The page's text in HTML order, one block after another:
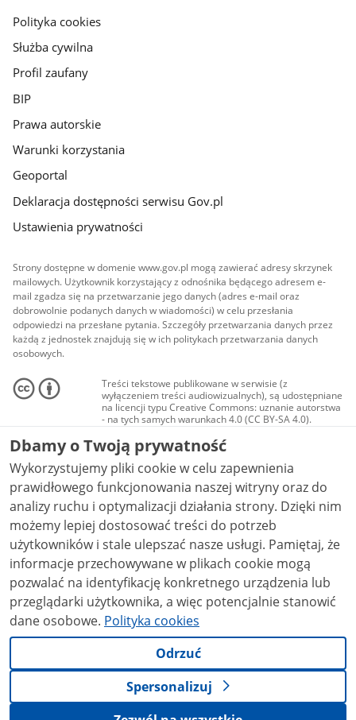
gov.pl
Polityka cookies
Służba cywilna
Profil zaufany
BIP
Prawa autorskie
Warunki korzystania
Geoportal
Deklaracja dostępności serwisu Gov.pl
Ustawienia prywatności
Strony dostępne w domenie www.gov.pl mogą zawierać adresy skrzynek
mailowych. Użytkownik korzystający z odnośnika będącego adresem e-
mail zgadza się na przetwarzanie jego danych (adres e-mail oraz
dobrowolnie podanych danych w wiadomości) w celu przesłania
odpowiedzi na przesłane pytania. Szczegóły przetwarzania danych przez
każdą z jednostek znajdują się w ich politykach przetwarzania danych
osobowych.
Treści tekstowe publikowane w serwisie (z
wyłączeniem treści audiowizualnych), są udostępniane
na licencji typu Creative Commons: uznanie autorstwa
- na tych samych warunkach 4.0 (CC BY-SA 4.0).
Materiały audiowizualne, w tym zdjęcia, materiały
audio i wideo, są udostępniane na licencji typu
Creative Commons: uznanie autorstwa użycie
niekomercyjne - bez utworów zależnych 4.0 (CC BY-
NC-ND 4.0), o ile nie jest to stwierdzone inaczej.
Dbamy o Twoją prywatność
Wykorzystujemy pliki cookie w celu zapewnienia
prawidłowego funkcjonowania naszej witryny oraz do
analizy ruchu i optymalizacji działania strony. Dzięki nim
możemy lepiej dostosować treści do potrzeb
użytkowników i stale ulepszać nasze usługi. Pamiętaj, że
informacje przechowywane w plikach cookie mogą
pozwalać na identyfikację konkretnego urządzenia lub
przeglądarki użytkownika, a więc potencjalnie stanowić
dane osobowe. Polityka cookies
Odrzuć
Spersonalizuj